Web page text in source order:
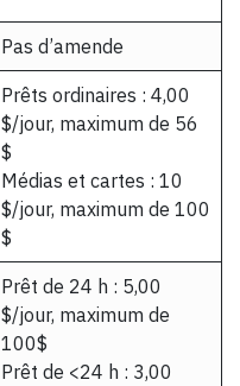
Pas d’amende
Prêts ordinaires : 4,00
$/jour, maximum de 56
$
Médias et cartes : 10
$/jour, maximum de 100
$
Prêt de 24 h : 5,00
$/jour, maximum de
100$
Prêt de <24 h : 3,00